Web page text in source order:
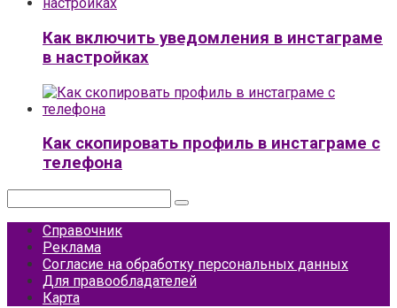
Как включить уведомления в инстаграме
в настройках
Как скопировать профиль в инстаграме с
телефона
Справочник
Реклама
Согласие на обработку персональных данных
Для правообладателей
Карта